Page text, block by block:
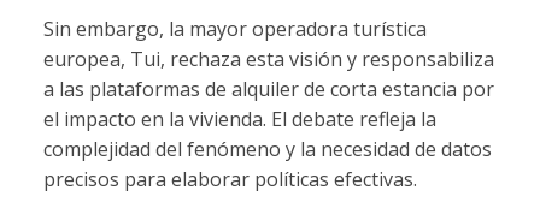
Sin embargo, la mayor operadora turística
europea, Tui, rechaza esta visión y responsabiliza
a las plataformas de alquiler de corta estancia por
el impacto en la vivienda. El debate refleja la
complejidad del fenómeno y la necesidad de datos
precisos para elaborar políticas efectivas.